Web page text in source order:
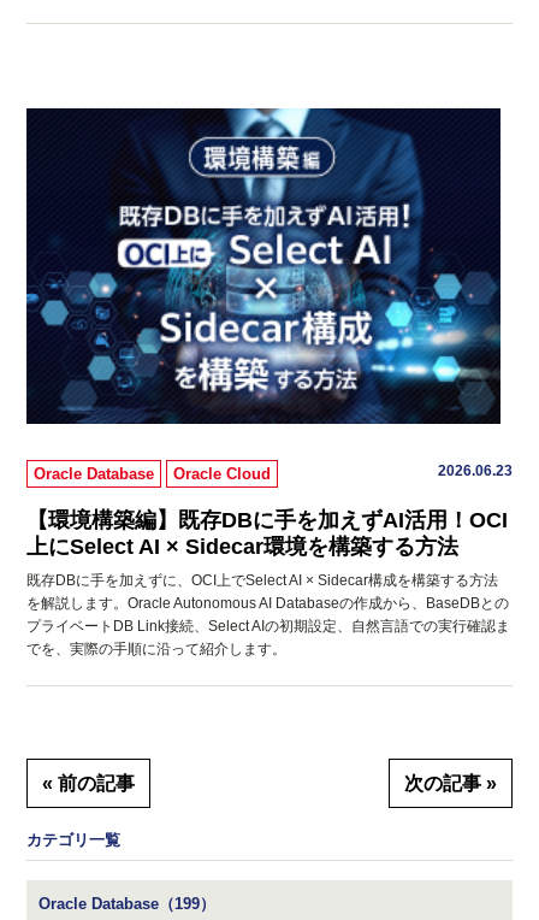
Oracle Database Oracle Cloud 2026.06.23
【環境構築編】既存DBに手を加えずAI活用！OCI
上にSelect AI × Sidecar環境を構築する方法
既存DBに手を加えずに、OCI上でSelect AI × Sidecar構成を構築する方法
を解説します。Oracle Autonomous AI Databaseの作成から、BaseDBとの
プライベートDB Link接続、Select AIの初期設定、自然言語での実行確認ま
でを、実際の手順に沿って紹介します。
« 前の記事 次の記事 »
カテゴリ一覧
Oracle Database（199）